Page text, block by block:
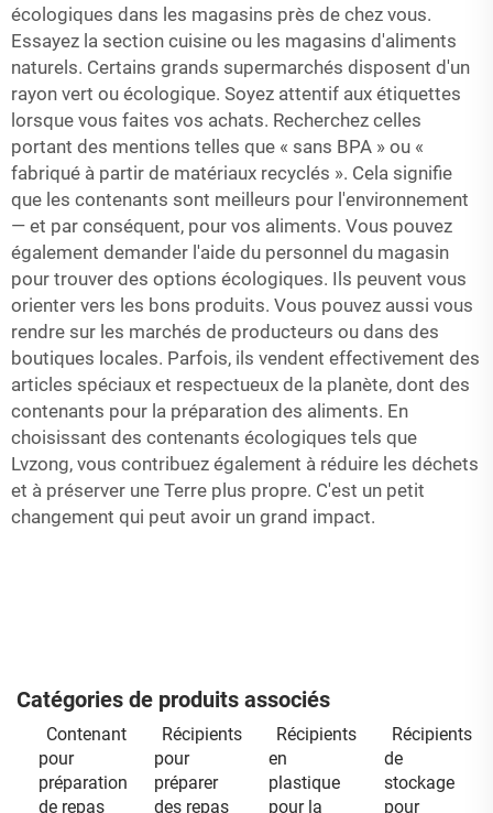
écologiques dans les magasins près de chez vous.
Essayez la section cuisine ou les magasins d'aliments
naturels. Certains grands supermarchés disposent d'un
rayon vert ou écologique. Soyez attentif aux étiquettes
lorsque vous faites vos achats. Recherchez celles
portant des mentions telles que « sans BPA » ou «
fabriqué à partir de matériaux recyclés ». Cela signifie
que les contenants sont meilleurs pour l'environnement
— et par conséquent, pour vos aliments. Vous pouvez
également demander l'aide du personnel du magasin
pour trouver des options écologiques. Ils peuvent vous
orienter vers les bons produits. Vous pouvez aussi vous
rendre sur les marchés de producteurs ou dans des
boutiques locales. Parfois, ils vendent effectivement des
articles spéciaux et respectueux de la planète, dont des
contenants pour la préparation des aliments. En
choisissant des contenants écologiques tels que
Lvzong, vous contribuez également à réduire les déchets
et à préserver une Terre plus propre. C'est un petit
changement qui peut avoir un grand impact.
Catégories de produits associés
Contenant
pour
préparation
de repas
Récipients
pour
préparer
des repas
Récipients
en
plastique
pour la
Récipients
de
stockage
pour